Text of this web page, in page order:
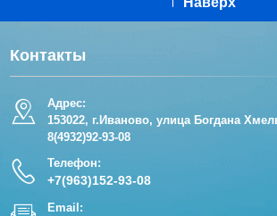
Контакты
Адрес:
153022, г.Иваново, улица Богдана
8(4932)92-93-08
Телефон:
+7(963)152-93-08
Email: